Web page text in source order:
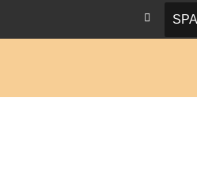
SPA